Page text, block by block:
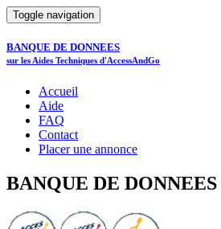
Toggle navigation
BANQUE DE DONNEES
sur les Aides Techniques d'AccessAndGo
Accueil
Aide
FAQ
Contact
Placer une annonce
BANQUE DE DONNEES